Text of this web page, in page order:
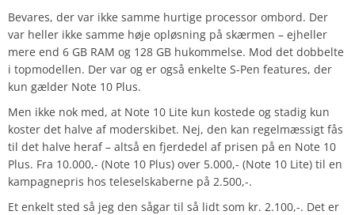
Bevares, der var ikke samme hurtige processor ombord. Der
var heller ikke samme høje opløsning på skærmen – ejheller
mere end 6 GB RAM og 128 GB hukommelse. Mod det dobbelte
i topmodellen. Der var og er også enkelte S-Pen features, der
kun gælder Note 10 Plus.
Men ikke nok med, at Note 10 Lite kun kostede og stadig kun
koster det halve af moderskibet. Nej, den kan regelmæssigt fås
til det halve heraf – altså en fjerdedel af prisen på en Note 10
Plus. Fra 10.000,- (Note 10 Plus) over 5.000,- (Note 10 Lite) til en
kampagnepris hos teleselskaberne på 2.500,-.
Et enkelt sted så jeg den sågar til så lidt som kr. 2.100,-. Det er